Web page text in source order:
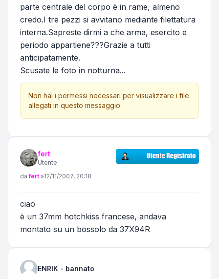
parte centrale del corpo è in rame, almeno
credo.I tre pezzi si avvitano mediante filettatura
interna.Sapreste dirmi a che arma, esercito e
periodo appartiene???Grazie a tutti
anticipatamente.
Scusate le foto in notturna...
Non hai i permessi necessari per visualizzare i file
allegati in questo messaggio.
fert
Utente
Messaggio
dafert »12/11/2007, 20:18
ciao
è un 37mm hotchkiss francese, andava
montato su un bossolo da 37X94R
ENRIK - bannato